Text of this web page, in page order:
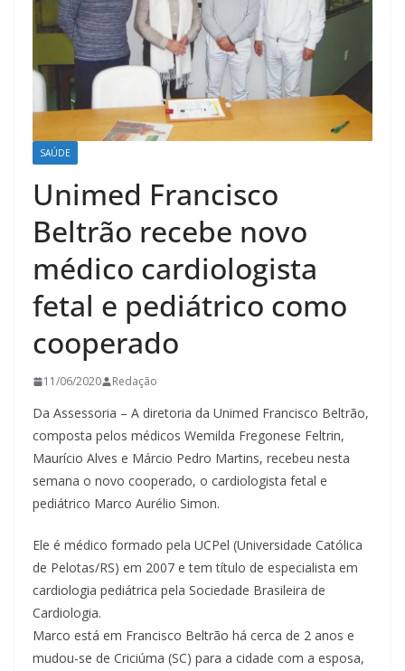
SAÚDE
Unimed Francisco
Beltrão recebe novo
médico cardiologista
fetal e pediátrico como
cooperado
11/06/2020 Redação
Da Assessoria – A diretoria da Unimed Francisco Beltrão,
composta pelos médicos Wemilda Fregonese Feltrin,
Maurício Alves e Márcio Pedro Martins, recebeu nesta
semana o novo cooperado, o cardiologista fetal e
pediátrico Marco Aurélio Simon.
Ele é médico formado pela UCPel (Universidade Católica
de Pelotas/RS) em 2007 e tem título de especialista em
cardiologia pediátrica pela Sociedade Brasileira de
Cardiologia.
Marco está em Francisco Beltrão há cerca de 2 anos e
mudou-se de Criciúma (SC) para a cidade com a esposa,